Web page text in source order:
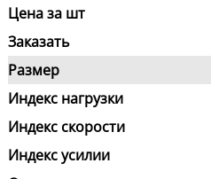
Цена за шт
Заказать
Размер
Индекс нагрузки
Индекс скорости
Индекс усилии